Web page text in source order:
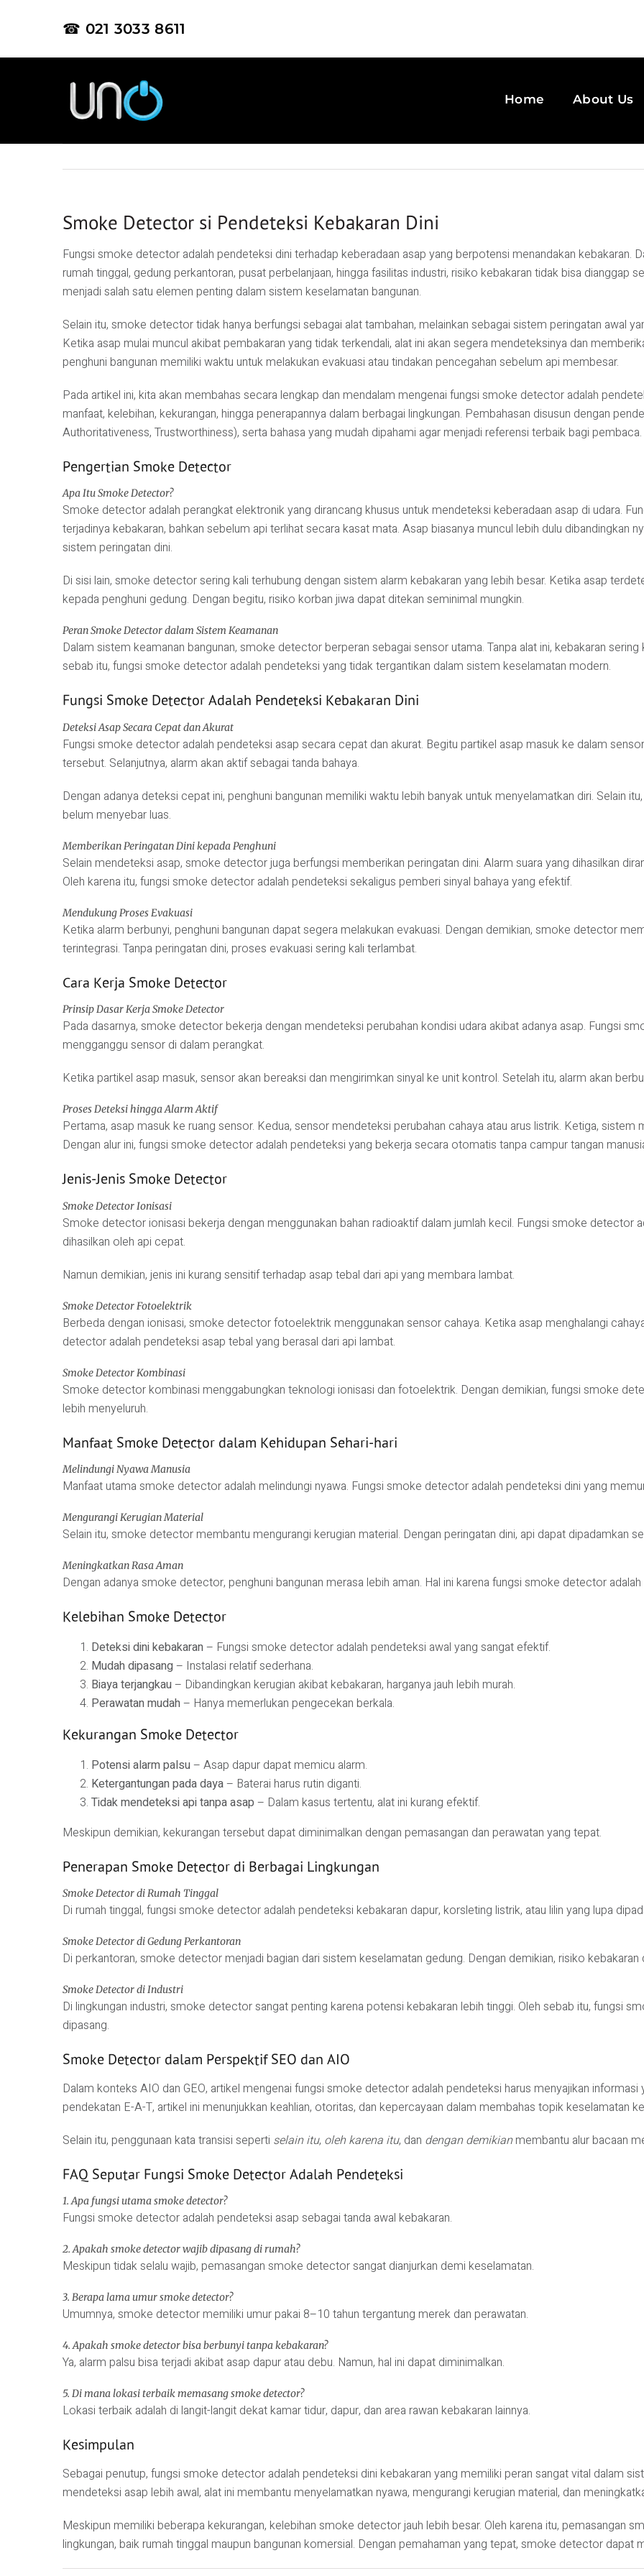
☎ 021 3033 8611
Home About Us
Smoke Detector si Pendeteksi Kebakaran Dini
Fungsi smoke detector adalah pendeteksi dini terhadap keberadaan asap yang berpotensi menandakan kebakaran.
rumah tinggal, gedung perkantoran, pusat perbelanjaan, hingga fasilitas industri, risiko kebakaran tidak bisa dianggap
menjadi salah satu elemen penting dalam sistem keselamatan bangunan.
Selain itu, smoke detector tidak hanya berfungsi sebagai alat tambahan, melainkan sebagai sistem peringatan awal
Ketika asap mulai muncul akibat pembakaran yang tidak terkendali, alat ini akan segera mendeteksinya dan
penghuni bangunan memiliki waktu untuk melakukan evakuasi atau tindakan pencegahan sebelum api membesar.
Pada artikel ini, kita akan membahas secara lengkap dan mendalam mengenai fungsi smoke detector adalah
manfaat, kelebihan, kekurangan, hingga penerapannya dalam berbagai lingkungan. Pembahasan disusun dengan
Authoritativeness, Trustworthiness), serta bahasa yang mudah dipahami agar menjadi referensi terbaik bagi pembaca.
Pengertian Smoke Detector
Apa Itu Smoke Detector?
Smoke detector adalah perangkat elektronik yang dirancang khusus untuk mendeteksi keberadaan asap di udara.
terjadinya kebakaran, bahkan sebelum api terlihat secara kasat mata. Asap biasanya muncul lebih dulu dibandingkan
sistem peringatan dini.
Di sisi lain, smoke detector sering kali terhubung dengan sistem alarm kebakaran yang lebih besar. Ketika asap
kepada penghuni gedung. Dengan begitu, risiko korban jiwa dapat ditekan seminimal mungkin.
Peran Smoke Detector dalam Sistem Keamanan
Dalam sistem keamanan bangunan, smoke detector berperan sebagai sensor utama. Tanpa alat ini, kebakaran
sebab itu, fungsi smoke detector adalah pendeteksi yang tidak tergantikan dalam sistem keselamatan modern.
Fungsi Smoke Detector Adalah Pendeteksi Kebakaran Dini
Deteksi Asap Secara Cepat dan Akurat
Fungsi smoke detector adalah pendeteksi asap secara cepat dan akurat. Begitu partikel asap masuk ke dalam
tersebut. Selanjutnya, alarm akan aktif sebagai tanda bahaya.
Dengan adanya deteksi cepat ini, penghuni bangunan memiliki waktu lebih banyak untuk menyelamatkan diri. Selain
belum menyebar luas.
Memberikan Peringatan Dini kepada Penghuni
Selain mendeteksi asap, smoke detector juga berfungsi memberikan peringatan dini. Alarm suara yang dihasilkan
Oleh karena itu, fungsi smoke detector adalah pendeteksi sekaligus pemberi sinyal bahaya yang efektif.
Mendukung Proses Evakuasi
Ketika alarm berbunyi, penghuni bangunan dapat segera melakukan evakuasi. Dengan demikian, smoke detector
terintegrasi. Tanpa peringatan dini, proses evakuasi sering kali terlambat.
Cara Kerja Smoke Detector
Prinsip Dasar Kerja Smoke Detector
Pada dasarnya, smoke detector bekerja dengan mendeteksi perubahan kondisi udara akibat adanya asap. Fungsi
mengganggu sensor di dalam perangkat.
Ketika partikel asap masuk, sensor akan bereaksi dan mengirimkan sinyal ke unit kontrol. Setelah itu, alarm akan
Proses Deteksi hingga Alarm Aktif
Pertama, asap masuk ke ruang sensor. Kedua, sensor mendeteksi perubahan cahaya atau arus listrik. Ketiga,
Dengan alur ini, fungsi smoke detector adalah pendeteksi yang bekerja secara otomatis tanpa campur tangan
Jenis-Jenis Smoke Detector
Smoke Detector Ionisasi
Smoke detector ionisasi bekerja dengan menggunakan bahan radioaktif dalam jumlah kecil. Fungsi smoke detector
dihasilkan oleh api cepat.
Namun demikian, jenis ini kurang sensitif terhadap asap tebal dari api yang membara lambat.
Smoke Detector Fotoelektrik
Berbeda dengan ionisasi, smoke detector fotoelektrik menggunakan sensor cahaya. Ketika asap menghalangi
detector adalah pendeteksi asap tebal yang berasal dari api lambat.
Smoke Detector Kombinasi
Smoke detector kombinasi menggabungkan teknologi ionisasi dan fotoelektrik. Dengan demikian, fungsi smoke
lebih menyeluruh.
Manfaat Smoke Detector dalam Kehidupan Sehari-hari
Melindungi Nyawa Manusia
Manfaat utama smoke detector adalah melindungi nyawa. Fungsi smoke detector adalah pendeteksi dini yang
Mengurangi Kerugian Material
Selain itu, smoke detector membantu mengurangi kerugian material. Dengan peringatan dini, api dapat dipadamkan
Meningkatkan Rasa Aman
Dengan adanya smoke detector, penghuni bangunan merasa lebih aman. Hal ini karena fungsi smoke detector
Kelebihan Smoke Detector
Deteksi dini kebakaran– Fungsi smoke detector adalah pendeteksi awal yang sangat efektif.
Mudah dipasang– Instalasi relatif sederhana.
Biaya terjangkau– Dibandingkan kerugian akibat kebakaran, harganya jauh lebih murah.
Perawatan mudah– Hanya memerlukan pengecekan berkala.
Kekurangan Smoke Detector
Potensi alarm palsu– Asap dapur dapat memicu alarm.
Ketergantungan pada daya– Baterai harus rutin diganti.
Tidak mendeteksi api tanpa asap – Dalam kasus tertentu, alat ini kurang efektif.
Meskipun demikian, kekurangan tersebut dapat diminimalkan dengan pemasangan dan perawatan yang tepat.
Penerapan Smoke Detector di Berbagai Lingkungan
Smoke Detector di Rumah Tinggal
Di rumah tinggal, fungsi smoke detector adalah pendeteksi kebakaran dapur, korsleting listrik, atau lilin yang lupa
Smoke Detector di Gedung Perkantoran
Di perkantoran, smoke detector menjadi bagian dari sistem keselamatan gedung. Dengan demikian, risiko kebakaran
Smoke Detector di Industri
Di lingkungan industri, smoke detector sangat penting karena potensi kebakaran lebih tinggi. Oleh sebab itu, fungsi
dipasang.
Smoke Detector dalam Perspektif SEO dan AIO
Dalam konteks AIO dan GEO, artikel mengenai fungsi smoke detector adalah pendeteksi harus menyajikan informasi
pendekatan E-A-T, artikel ini menunjukkan keahlian, otoritas, dan kepercayaan dalam membahas topik keselamatan
Selain itu, penggunaan kata transisi seperti selain itu, oleh karena itu, dan dengan demikianmembantu alur bacaan
FAQ Seputar Fungsi Smoke Detector Adalah Pendeteksi
1. Apa fungsi utama smoke detector?
Fungsi smoke detector adalah pendeteksi asap sebagai tanda awal kebakaran.
2. Apakah smoke detector wajib dipasang di rumah?
Meskipun tidak selalu wajib, pemasangan smoke detector sangat dianjurkan demi keselamatan.
3. Berapa lama umur smoke detector?
Umumnya, smoke detector memiliki umur pakai 8–10 tahun tergantung merek dan perawatan.
4. Apakah smoke detector bisa berbunyi tanpa kebakaran?
Ya, alarm palsu bisa terjadi akibat asap dapur atau debu. Namun, hal ini dapat diminimalkan.
5. Di mana lokasi terbaik memasang smoke detector?
Lokasi terbaik adalah di langit-langit dekat kamar tidur, dapur, dan area rawan kebakaran lainnya.
Kesimpulan
Sebagai penutup, fungsi smoke detector adalah pendeteksi dini kebakaran yang memiliki peran sangat vital dalam
mendeteksi asap lebih awal, alat ini membantu menyelamatkan nyawa, mengurangi kerugian material, dan
Meskipun memiliki beberapa kekurangan, kelebihan smoke detector jauh lebih besar. Oleh karena itu, pemasangan
lingkungan, baik rumah tinggal maupun bangunan komersial. Dengan pemahaman yang tepat, smoke detector dapat